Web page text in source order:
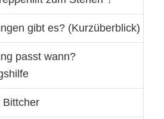
gibt es? (Kurzüberblick)
passt wann?
Bittcher